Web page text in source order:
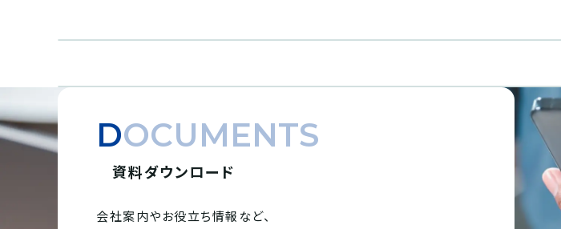
DOCUMENTS
資料ダウンロード
会社案内やお役立ち情報など、